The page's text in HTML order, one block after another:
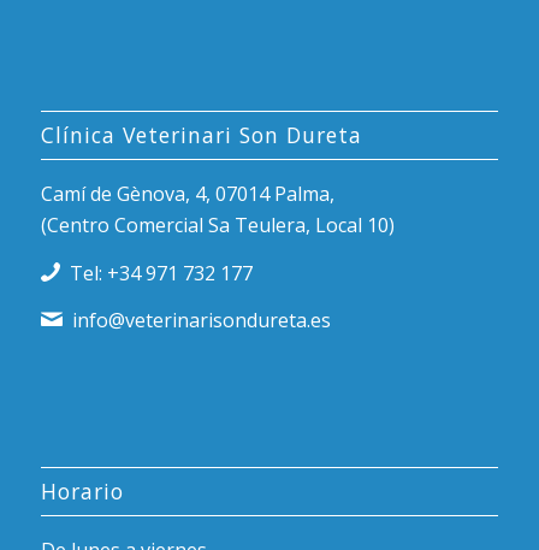
Clínica Veterinari Son Dureta
Camí de Gènova, 4, 07014 Palma,
(Centro Comercial Sa Teulera, Local 10)
Tel: +34 971 732 177
info@veterinarisondureta.es
Horario